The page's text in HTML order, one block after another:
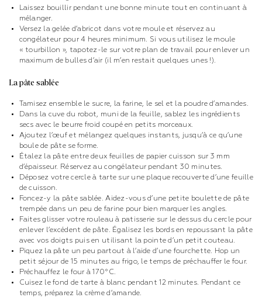
Laissez bouillir pendant une bonne minute tout en continuant à
mélanger.
Versez la gelée d’abricot dans votre moule et réservez au
congélateur pour 4 heures minimum. Si vous utilisez le moule
« tourbillon », tapotez-le sur votre plan de travail pour enlever un
maximum de bulles d’air (il m’en restait quelques unes !).
La pâte sablée
Tamisez ensemble le sucre, la farine, le sel et la poudre d’amandes.
Dans la cuve du robot, muni de la feuille, sablez les ingrédients
secs avec le beurre froid coupé en petits morceaux.
Ajoutez l’œuf et mélangez quelques instants, jusqu’à ce qu’une
boule de pâte se forme.
Étalez la pâte entre deux feuilles de papier cuisson sur 3 mm
d’épaisseur. Réservez au congélateur pendant 30 minutes.
Déposez votre cercle à tarte sur une plaque recouverte d’une feuille
de cuisson.
Foncez-y la pâte sablée. Aidez-vous d’une petite boulette de pâte
trempée dans un peu de farine pour bien marquer les angles.
Faites glisser votre rouleau à patisserie sur le dessus du cercle pour
enlever l’excédent de pâte. Égalisez les bords en repoussant la pâte
avec vos doigts puis en utilisant la pointe d’un petit couteau.
Piquez la pâte un peu partout à l’aide d’une fourchette. Hop un
petit séjour de 15 minutes au frigo, le temps de préchauffer le four.
Préchauffez le four à 170°C.
Cuisez le fond de tarte à blanc pendant 12 minutes. Pendant ce
temps, préparez la crème d’amande.